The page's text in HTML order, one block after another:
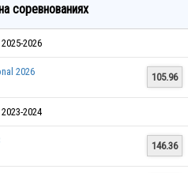
соревнованиях
2026
2026
105.96
2024
146.36